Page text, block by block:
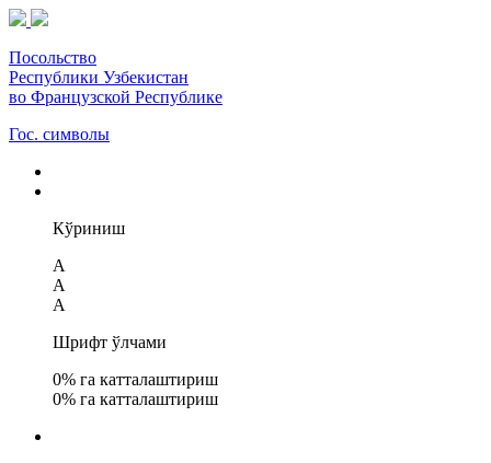
Посольство
Республики Узбекистан
во Французской Республике
Гос. символы
Кўриниш
A
A
A
Шрифт ўлчами
0% га катталаштириш
0% га катталаштириш